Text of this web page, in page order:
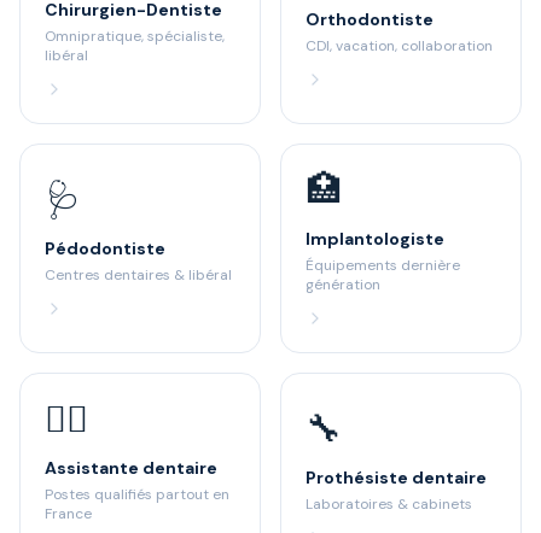
Chirurgien-Dentiste
Omnipratique, spécialiste,
libéral
Orthodontiste
CDI, vacation, collaboration
🩺
Pédodontiste
Centres dentaires & libéral
🏥
Implantologiste
Équipements dernière
génération
👩‍⚕️
Assistante dentaire
Postes qualifiés partout en
France
🔧
Prothésiste dentaire
Laboratoires & cabinets